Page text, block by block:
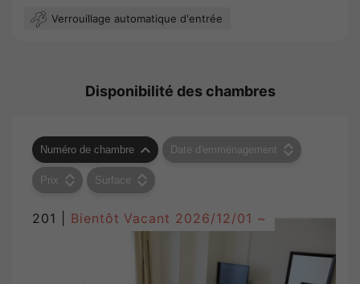
Verrouillage automatique d'entrée
Disponibilité des chambres
Numéro de chambre Date d'emménagement
Prix Surface
201 | Bientôt Vacant 2026/12/01 ~